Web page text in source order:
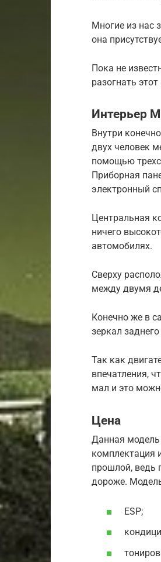
Многие из нас
она
Пока не
разогнать
Интерьер
Внутри
двух человек
помощью
Приборная
электронный
Центральная
ничего
автомобилях.
Сверху
между двумя
Конечно же в
зеркал
Так как
впечатления,
мал и это
Цена
Данная модель
комплектация
прошлой, ведь
дороже.
ESP;